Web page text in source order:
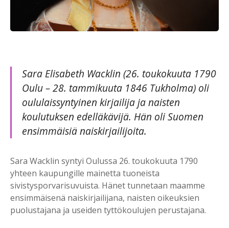
Sara Elisabeth Wacklin (26. toukokuuta 1790
Oulu – 28. tammikuuta 1846 Tukholma) oli
oululaissyntyinen kirjailija ja naisten
koulutuksen edelläkävijä. Hän oli Suomen
ensimmäisiä naiskirjailijoita.
Sara Wacklin syntyi Oulussa 26. toukokuuta 1790
yhteen kaupungille mainetta tuoneista
sivistysporvarisuvuista. Hänet tunnetaan maamme
ensimmäisenä naiskirjailijana, naisten oikeuksien
puolustajana ja useiden tyttökoulujen perustajana.